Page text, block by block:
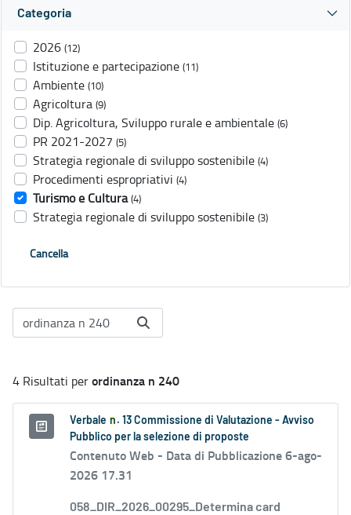
Categoria
2026 (12)
Istituzione e partecipazione (11)
Ambiente (10)
Agricoltura (9)
Dip. Agricoltura, Sviluppo rurale e ambientale (6)
PR 2021-2027 (5)
Strategia regionale di sviluppo sostenibile (4)
Procedimenti espropriativi (4)
Turismo e Cultura (4)
Strategia regionale di sviluppo sostenibile (3)
Cancella
4 Risultati perordinanza n 240
Verbale n . 13 Commissione di Valutazione - Avviso
Pubblico per la selezione di proposte
Contenuto Web - Data di Pubblicazione 6-ago-
2026 17.31
058_DIR_2026_00295_Determina card